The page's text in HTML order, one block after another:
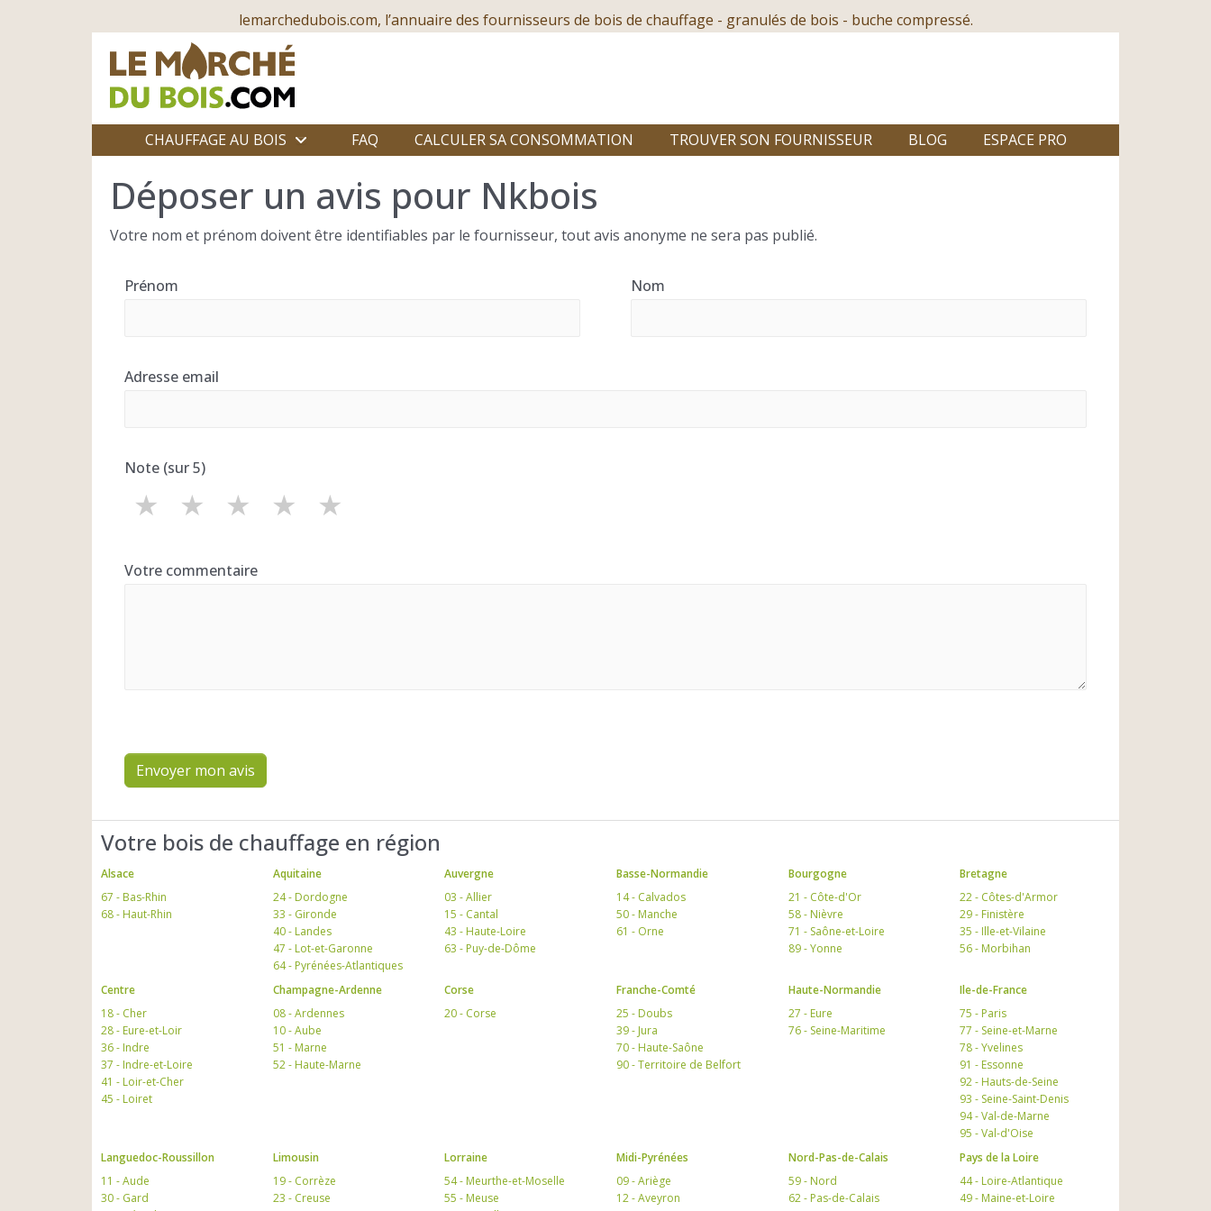
lemarchedubois.com, l’annuaire des fournisseurs de bois de chauffage - granulés de bois - buche compressé.
CHAUFFAGE AU BOIS FAQ CALCULER SA CONSOMMATION TROUVER SON FOURNISSEUR BLOG ESPACE PRO
Déposer un avis pour Nkbois
Votre nom et prénom doivent être identifiables par le fournisseur, tout avis anonyme ne sera pas publié.
Prénom Nom
Adresse email
Note (sur 5)
★
★
★
★
★
Votre commentaire
Envoyer mon avis
Votre bois de chauffage en région
Alsace
67 - Bas-Rhin
68 - Haut-Rhin
Aquitaine
24 - Dordogne
33 - Gironde
40 - Landes
47 - Lot-et-Garonne
64 - Pyrénées-Atlantiques
Auvergne
03 - Allier
15 - Cantal
43 - Haute-Loire
63 - Puy-de-Dôme
Basse-Normandie
14 - Calvados
50 - Manche
61 - Orne
Bourgogne
21 - Côte-d'Or
58 - Nièvre
71 - Saône-et-Loire
89 - Yonne
Bretagne
22 - Côtes-d'Armor
29 - Finistère
35 - Ille-et-Vilaine
56 - Morbihan
Centre
18 - Cher
28 - Eure-et-Loir
36 - Indre
37 - Indre-et-Loire
41 - Loir-et-Cher
45 - Loiret
Champagne-Ardenne
08 - Ardennes
10 - Aube
51 - Marne
52 - Haute-Marne
Corse
20 - Corse
Franche-Comté
25 - Doubs
39 - Jura
70 - Haute-Saône
90 - Territoire de Belfort
Haute-Normandie
27 - Eure
76 - Seine-Maritime
Ile-de-France
75 - Paris
77 - Seine-et-Marne
78 - Yvelines
91 - Essonne
92 - Hauts-de-Seine
93 - Seine-Saint-Denis
94 - Val-de-Marne
95 - Val-d'Oise
Languedoc-Roussillon
11 - Aude
30 - Gard
Limousin
19 - Corrèze
23 - Creuse
Lorraine
54 - Meurthe-et-Moselle
55 - Meuse
Midi-Pyrénées
09 - Ariège
12 - Aveyron
Nord-Pas-de-Calais
59 - Nord
62 - Pas-de-Calais
Pays de la Loire
44 - Loire-Atlantique
49 - Maine-et-Loire